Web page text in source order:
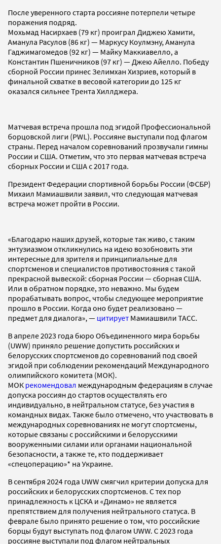
После уверенного старта россияне потерпели четыре
поражения подряд.
Мохьмад Насирхаев (79 кг) проиграл Диджею Хамити,
Аманула Расулов (86 кг) — Маркусу Коулмэну, Аманула
Гаджимагомедов (92 кг) — Майку Маккиавелло, а
Константин Пшеничников (97 кг) — Джею Айелло. Победу
сборной России принес Зелимхан Хизриев, который в
финальной схватке в весовой категории до 125 кг
оказался сильнее Трента Хиллджера.
Матчевая встреча прошла под эгидой Профессиональной
борцовской лиги (PWL). Россияне выступали под флагом
страны. Перед началом соревнований прозвучали гимны
России и США. Отметим, что это первая матчевая встреча
сборных России и США с 2017 года.
Президент Федерации спортивной борьбы России (ФСБР)
Михаил Мамиашвили заявил, что следующая матчевая
встреча может пройти в России.
«Благодарю наших друзей, которые так живо, с таким
энтузиазмом откликнулись на идею возобновить эти
интересные для зрителя и принципиальные для
спортсменов и специалистов противостояния с такой
прекрасной вывеской: сборная России — сборная США.
Или в обратном порядке, это неважно. Мы будем
прорабатывать вопрос, чтобы следующее мероприятие
прошло в России. Когда оно будет реализовано —
предмет для диалога», — цитирует Мамиашвили ТАСС.
В апреле 2023 года бюро Объединенного мира борьбы
(UWW) приняло решение допустить российских и
белорусских спортсменов до соревнований под своей
эгидой при соблюдении рекомендаций Международного
олимпийского комитета (МОК).
МОК рекомендовал международным федерациям в случае
допуска россиян до стартов осуществлять его
индивидуально, в нейтральном статусе, без участия в
командных видах. Также было отмечено, что участвовать в
международных соревнованиях не могут спортсмены,
которые связаны с российскими и белорусскими
вооруженными силами или органами национальной
безопасности, а также те, кто поддерживает
«спецоперацию»* на Украине.
В сентября 2024 года UWW смягчил критерии допуска для
российских и белорусских спортсменов. С тех пор
принадлежность к ЦСКА и «Динамо» не является
препятствием для получения нейтрального статуса. В
феврале было принято решение о том, что российские
борцы будут выступать под флагом UWW. С 2023 года
россияне выступали под флагом нейтральных